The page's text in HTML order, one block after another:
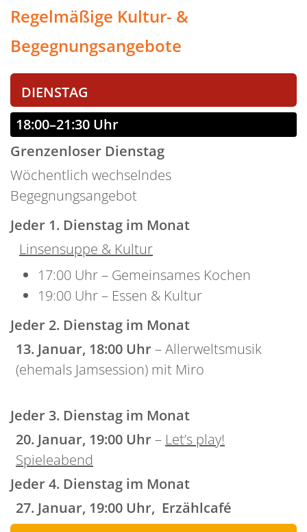
Regelmäßige Kultur- &
Begegnungsangebote
DIENSTAG
18:00–21:30 Uhr
Grenzenloser Dienstag
Wöchentlich wechselndes
Begegnungsangebot
Jeder 1. Dienstag im Monat
Linsensuppe & Kultur
17:00 Uhr – Gemeinsames Kochen
19:00 Uhr – Essen & Kultur
Jeder 2. Dienstag im Monat
13. Januar, 18:00 Uhr– Allerweltsmusik
(ehemals Jamsession) mit Miro
Jeder 3. Dienstag im Monat
20. Januar, 19:00 Uhr– Let’s play!
Spieleabend
Jeder 4. Dienstag im Monat
27. Januar, 19:00 Uhr, Erzählcafé